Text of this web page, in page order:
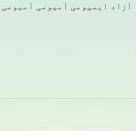
آزاد ایمیومی آمیومی